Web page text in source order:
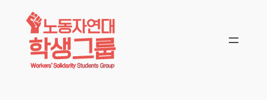
콘텐츠로
바로가기